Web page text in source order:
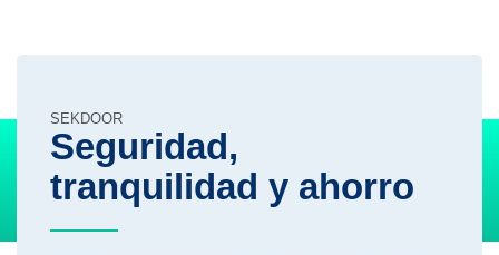
SEKDOOR
Seguridad,
tranquilidad y ahorro